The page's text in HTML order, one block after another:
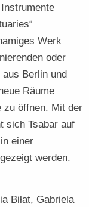
Werk
oder
Berlin und
Räume
zu öffnen. Mit der
sich Tsabar auf
einer
werden.
Biłat, Gabriela